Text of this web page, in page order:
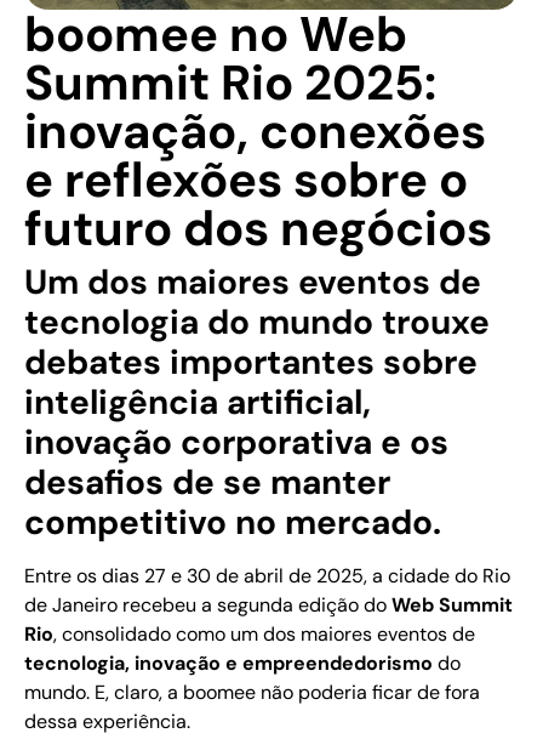
boomee no Web
Summit Rio 2025:
inovação, conexões
e reflexões sobre o
futuro dos negócios
Um dos maiores eventos de
tecnologia do mundo trouxe
debates importantes sobre
inteligência artificial,
inovação corporativa e os
desafios de se manter
competitivo no mercado.
Entre os dias 27 e 30 de abril de 2025, a cidade do Rio
de Janeiro recebeu a segunda edição doWeb Summit
Rio, consolidado como um dos maiores eventos de
tecnologia, inovação e empreendedorismo do
mundo. E, claro, a boomee não poderia ficar de fora
dessa experiência.